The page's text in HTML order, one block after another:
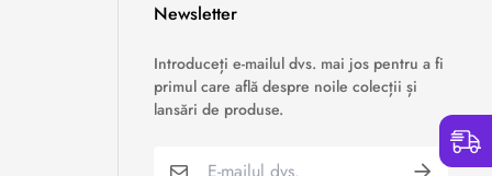
Newsletter
Introduceți e-mailul dvs. mai jos pentru a fi
primul care află despre noile colecții și
lansări de produse.
Formular retur
Semnaleaza o problema ›